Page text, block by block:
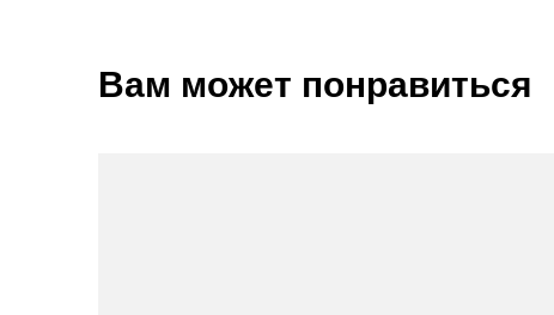
Вам может понравиться